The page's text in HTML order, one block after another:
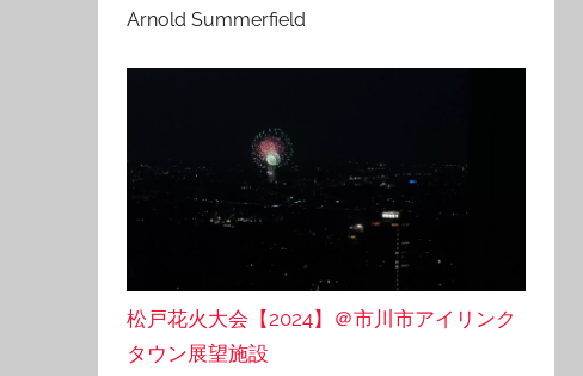
Arnold Summerfield
松戸花火大会【2024】＠市川市アイリンク
タウン展望施設